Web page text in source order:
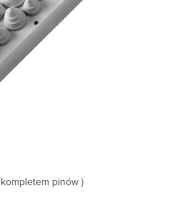
pinów )